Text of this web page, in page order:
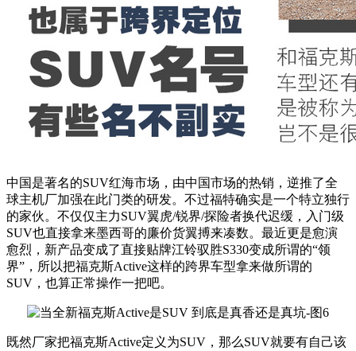
中国是著名的SUV红海市场，由中国市场的热销，逆推了全
球主机厂加强在此门类的研发。不过福特确实是一个特立独行
的家伙。不仅仅主力SUV翼虎/锐界/探险者换代迟缓，入门级
SUV也直接拿来墨西哥的廉价货翼搏来凑数。最近更是愈演
愈烈，新产品变成了直接贴牌江铃驭胜S330变成所谓的“领
界”，所以把福克斯Active这样的跨界车型拿来做所谓的
SUV，也算正常操作一把吧。
既然厂家把福克斯Active定义为SUV，那么SUV就要有自己该